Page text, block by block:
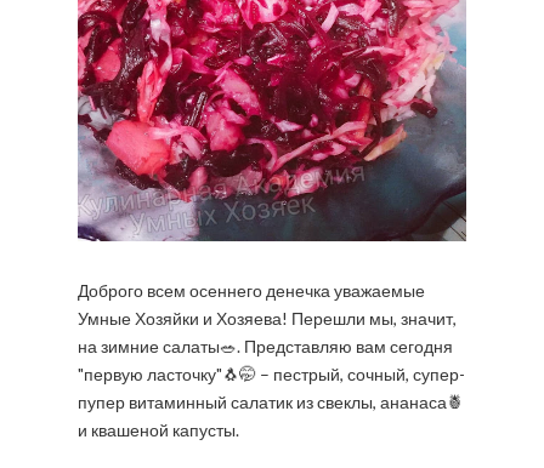
Доброго всем осеннего денечка уважаемые
Умные Хозяйки и Хозяева! Перешли мы, значит,
на зимние салаты🥗. Представляю вам сегодня
"первую ласточку"🐧🤭 – пестрый, сочный, супер-
пупер витаминный салатик из свеклы, ананаса🍍
и квашеной капусты.